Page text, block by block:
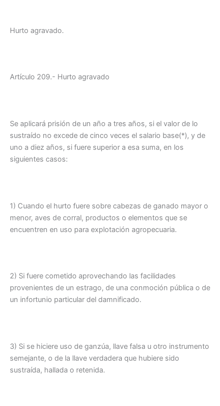
Hurto agravado.
Artículo 209.- Hurto agravado
Se aplicará prisión de un año a tres años, si el valor de lo
sustraído no excede de cinco veces el salario base(*), y de
uno a diez años, si fuere superior a esa suma, en los
siguientes casos:
1) Cuando el hurto fuere sobre cabezas de ganado mayor o
menor, aves de corral, productos o elementos que se
encuentren en uso para explotación agropecuaria.
2) Si fuere cometido aprovechando las facilidades
provenientes de un estrago, de una conmoción pública o de
un infortunio particular del damnificado.
3) Si se hiciere uso de ganzúa, llave falsa u otro instrumento
semejante, o de la llave verdadera que hubiere sido
sustraída, hallada o retenida.